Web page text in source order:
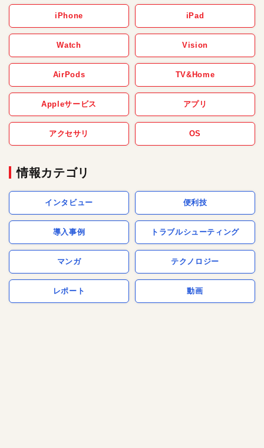
iPhone iPad
Watch Vision
AirPods TV&Home
Appleサービス アプリ
アクセサリ OS
情報カテゴリ
インタビュー 便利技
導入事例 トラブルシューティング
マンガ テクノロジー
レポート 動画